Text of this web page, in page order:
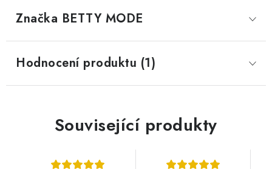
Značka BETTY MODE
Hodnocení produktu (1)
Související produkty